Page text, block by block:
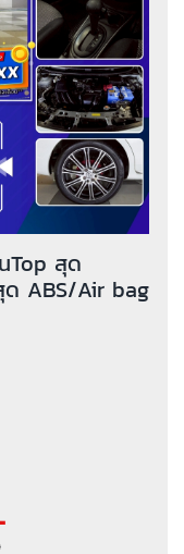
Top สุด
ด ABS/Air bag